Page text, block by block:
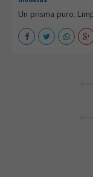
Un prisma puro.